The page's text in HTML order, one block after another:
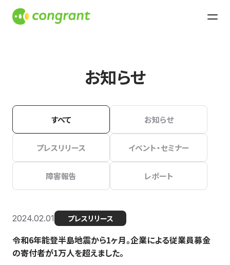
お知らせ
すべて お知らせ
プレスリリース イベント・セミナー
障害報告 レポート
2024.02.01 プレスリリース
令和6年能登半島地震から1ヶ月。企業による従業員募金
の寄付者が1万人を超えました。